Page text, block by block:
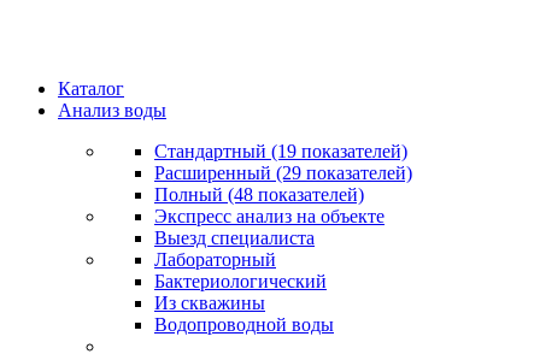
Каталог
Анализ воды
Стандартный (19 показателей)
Расширенный (29 показателей)
Полный (48 показателей)
Экспресс анализ на объекте
Выезд специалиста
Лабораторный
Бактериологический
Из скважины
Водопроводной воды